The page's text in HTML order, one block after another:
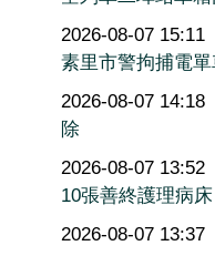
2026-08-07 15:11
素里市警拘捕電
2026-08-07 14:18
除
2026-08-07 13:52
10張善終護理病床
2026-08-07 13:37